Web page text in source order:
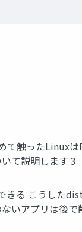
て触ったLinux
て説明します 3
きる こうした
いアプリは後で